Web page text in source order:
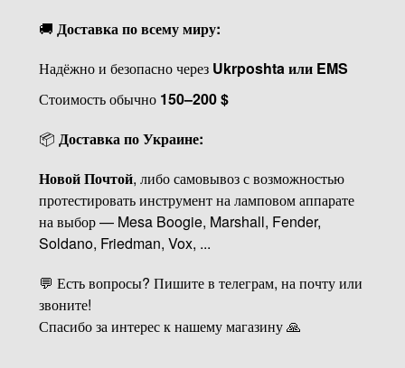
🚚 Доставка по всему миру:
Надёжно и безопасно через Ukrposhta или EMS
Стоимость обычно 150–200 $
📦 Доставка по Украине:
Новой Почтой, либо самовывоз с возможностью
протестировать инструмент на ламповом аппарате
на выбор — Mesa Boogie, Marshall, Fender,
Soldano, Friedman, Vox, ...
💬 Есть вопросы? Пишите в телеграм, на почту или
звоните!
Спасибо за интерес к нашему магазину 🙏